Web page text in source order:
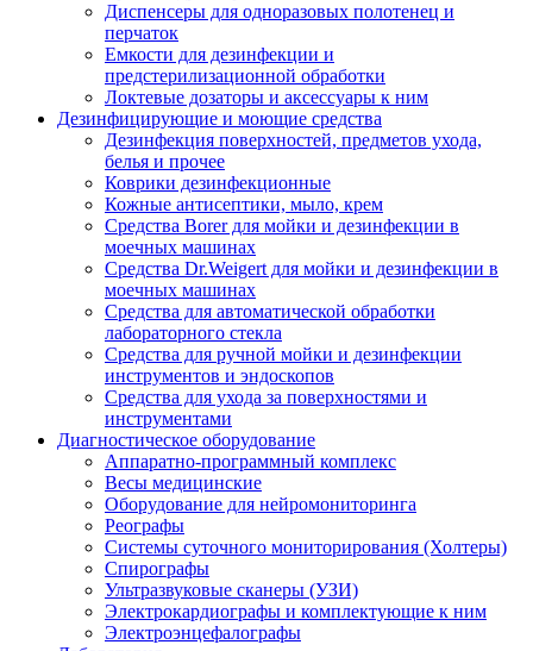
Диспенсеры для одноразовых полотенец и
перчаток
Емкости для дезинфекции и
предстерилизационной обработки
Локтевые дозаторы и аксессуары к ним
Дезинфицирующие и моющие средства
Дезинфекция поверхностей, предметов ухода,
белья и прочее
Коврики дезинфекционные
Кожные антисептики, мыло, крем
Средства Borer для мойки и дезинфекции в
моечных машинах
Средства Dr.Weigert для мойки и дезинфекции в
моечных машинах
Средства для автоматической обработки
лабораторного стекла
Средства для ручной мойки и дезинфекции
инструментов и эндоскопов
Средства для ухода за поверхностями и
инструментами
Диагностическое оборудование
Аппаратно-программный комплекс
Весы медицинские
Оборудование для нейромониторинга
Реографы
Системы суточного мониторирования (Холтеры)
Спирографы
Ультразвуковые сканеры (УЗИ)
Электрокардиографы и комплектующие к ним
Электроэнцефалографы